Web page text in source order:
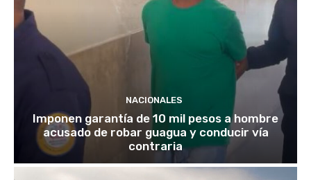
NACIONALES
Imponen garantía de 10 mil pesos a hombre
acusado de robar guagua y conducir vía
contraria